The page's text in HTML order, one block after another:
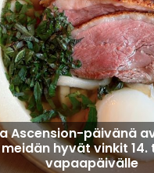
Ascension-päivänä
hyvät vinkit 14.
vapaapäivälle